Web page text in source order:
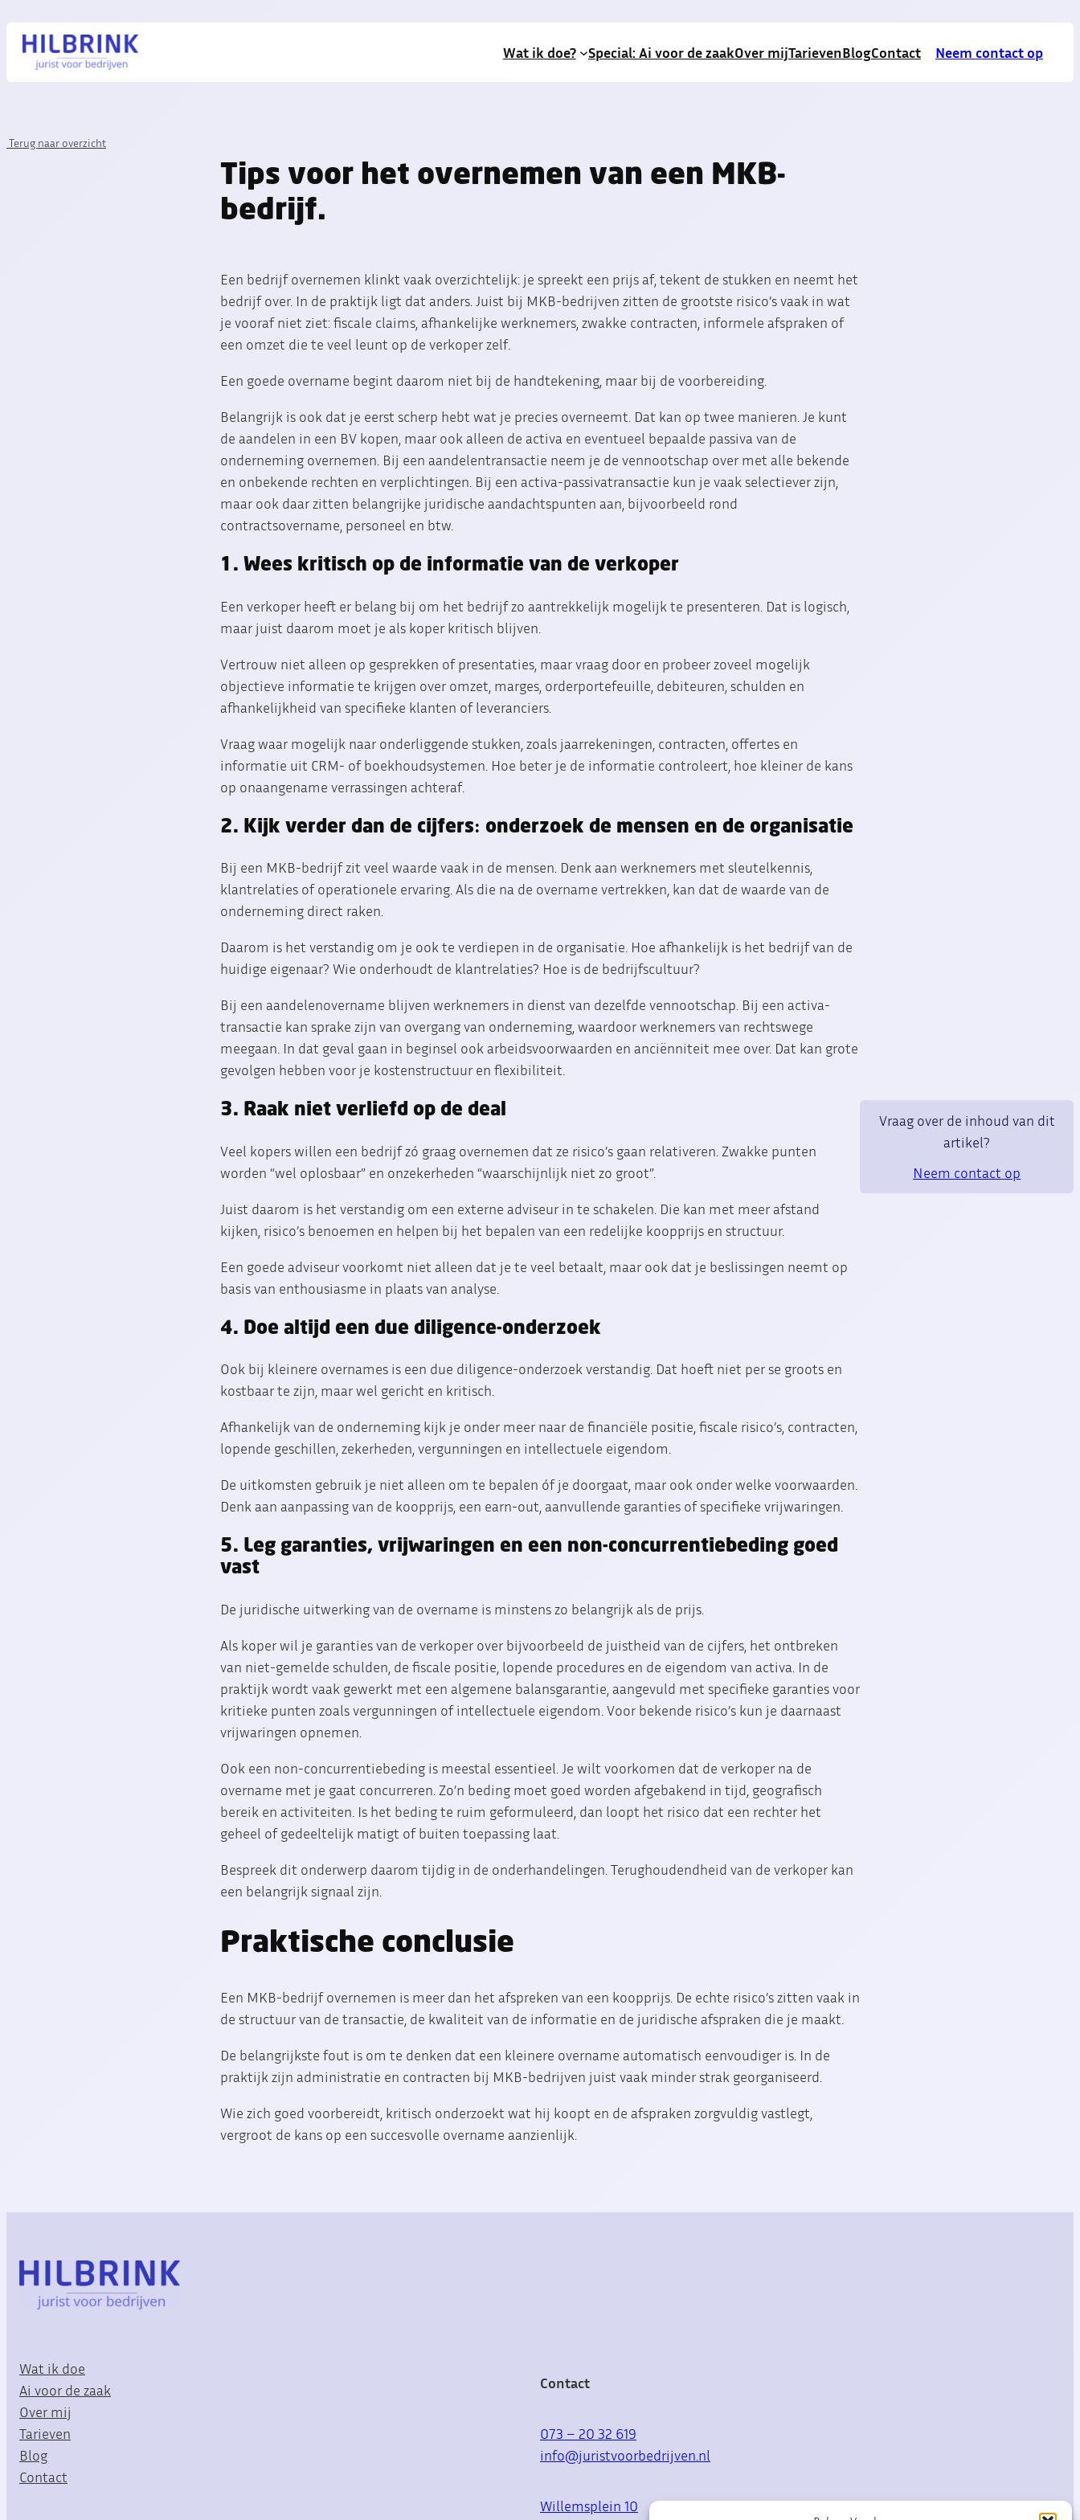
Wat ik doe? Special: Ai voor de zaakOver mijTarievenBlogContact Neem contact op
Terug naar overzicht
Tips voor het overnemen van een MKB-
bedrijf.
Een bedrijf overnemen klinkt vaak overzichtelijk: je spreekt een prijs af, tekent de stukken en neemt het
bedrijf over. In de praktijk ligt dat anders. Juist bij MKB-bedrijven zitten de grootste risico’s vaak in wat
je vooraf niet ziet: fiscale claims, afhankelijke werknemers, zwakke contracten, informele afspraken of
een omzet die te veel leunt op de verkoper zelf.
Een goede overname begint daarom niet bij de handtekening, maar bij de voorbereiding.
Belangrijk is ook dat je eerst scherp hebt wat je precies overneemt. Dat kan op twee manieren. Je kunt
de aandelen in een BV kopen, maar ook alleen de activa en eventueel bepaalde passiva van de
onderneming overnemen. Bij een aandelentransactie neem je de vennootschap over met alle bekende
en onbekende rechten en verplichtingen. Bij een activa-passivatransactie kun je vaak selectiever zijn,
maar ook daar zitten belangrijke juridische aandachtspunten aan, bijvoorbeeld rond
contractsovername, personeel en btw.
1. Wees kritisch op de informatie van de verkoper
Een verkoper heeft er belang bij om het bedrijf zo aantrekkelijk mogelijk te presenteren. Dat is logisch,
maar juist daarom moet je als koper kritisch blijven.
Vertrouw niet alleen op gesprekken of presentaties, maar vraag door en probeer zoveel mogelijk
objectieve informatie te krijgen over omzet, marges, orderportefeuille, debiteuren, schulden en
afhankelijkheid van specifieke klanten of leveranciers.
Vraag waar mogelijk naar onderliggende stukken, zoals jaarrekeningen, contracten, offertes en
informatie uit CRM- of boekhoudsystemen. Hoe beter je de informatie controleert, hoe kleiner de kans
op onaangename verrassingen achteraf.
2. Kijk verder dan de cijfers: onderzoek de mensen en de organisatie
Bij een MKB-bedrijf zit veel waarde vaak in de mensen. Denk aan werknemers met sleutelkennis,
klantrelaties of operationele ervaring. Als die na de overname vertrekken, kan dat de waarde van de
onderneming direct raken.
Daarom is het verstandig om je ook te verdiepen in de organisatie. Hoe afhankelijk is het bedrijf van de
huidige eigenaar? Wie onderhoudt de klantrelaties? Hoe is de bedrijfscultuur?
Bij een aandelenovername blijven werknemers in dienst van dezelfde vennootschap. Bij een activa-
transactie kan sprake zijn van overgang van onderneming, waardoor werknemers van rechtswege
meegaan. In dat geval gaan in beginsel ook arbeidsvoorwaarden en anciënniteit mee over. Dat kan grote
gevolgen hebben voor je kostenstructuur en flexibiliteit.
3. Raak niet verliefd op de deal
Veel kopers willen een bedrijf zó graag overnemen dat ze risico’s gaan relativeren. Zwakke punten
worden “wel oplosbaar” en onzekerheden “waarschijnlijk niet zo groot”.
Juist daarom is het verstandig om een externe adviseur in te schakelen. Die kan met meer afstand
kijken, risico’s benoemen en helpen bij het bepalen van een redelijke koopprijs en structuur.
Een goede adviseur voorkomt niet alleen dat je te veel betaalt, maar ook dat je beslissingen neemt op
basis van enthousiasme in plaats van analyse.
4. Doe altijd een due diligence-onderzoek
Ook bij kleinere overnames is een due diligence-onderzoek verstandig. Dat hoeft niet per se groots en
kostbaar te zijn, maar wel gericht en kritisch.
Afhankelijk van de onderneming kijk je onder meer naar de financiële positie, fiscale risico’s, contracten,
lopende geschillen, zekerheden, vergunningen en intellectuele eigendom.
De uitkomsten gebruik je niet alleen om te bepalen óf je doorgaat, maar ook onder welke voorwaarden.
Denk aan aanpassing van de koopprijs, een earn-out, aanvullende garanties of specifieke vrijwaringen.
5. Leg garanties, vrijwaringen en een non-concurrentiebeding goed
vast
De juridische uitwerking van de overname is minstens zo belangrijk als de prijs.
Als koper wil je garanties van de verkoper over bijvoorbeeld de juistheid van de cijfers, het ontbreken
van niet-gemelde schulden, de fiscale positie, lopende procedures en de eigendom van activa. In de
praktijk wordt vaak gewerkt met een algemene balansgarantie, aangevuld met specifieke garanties voor
kritieke punten zoals vergunningen of intellectuele eigendom. Voor bekende risico’s kun je daarnaast
vrijwaringen opnemen.
Ook een non-concurrentiebeding is meestal essentieel. Je wilt voorkomen dat de verkoper na de
overname met je gaat concurreren. Zo’n beding moet goed worden afgebakend in tijd, geografisch
bereik en activiteiten. Is het beding te ruim geformuleerd, dan loopt het risico dat een rechter het
geheel of gedeeltelijk matigt of buiten toepassing laat.
Bespreek dit onderwerp daarom tijdig in de onderhandelingen. Terughoudendheid van de verkoper kan
een belangrijk signaal zijn.
Praktische conclusie
Een MKB-bedrijf overnemen is meer dan het afspreken van een koopprijs. De echte risico’s zitten vaak in
de structuur van de transactie, de kwaliteit van de informatie en de juridische afspraken die je maakt.
De belangrijkste fout is om te denken dat een kleinere overname automatisch eenvoudiger is. In de
praktijk zijn administratie en contracten bij MKB-bedrijven juist vaak minder strak georganiseerd.
Wie zich goed voorbereidt, kritisch onderzoekt wat hij koopt en de afspraken zorgvuldig vastlegt,
vergroot de kans op een succesvolle overname aanzienlijk.
Vraag over de inhoud van dit
artikel?
Neem contact op
Wat ik doe
Ai voor de zaak
Over mij
Tarieven
Blog
Contact
Contact
073 – 20 32 619
info@juristvoorbedrijven.nl
Willemsplein 10